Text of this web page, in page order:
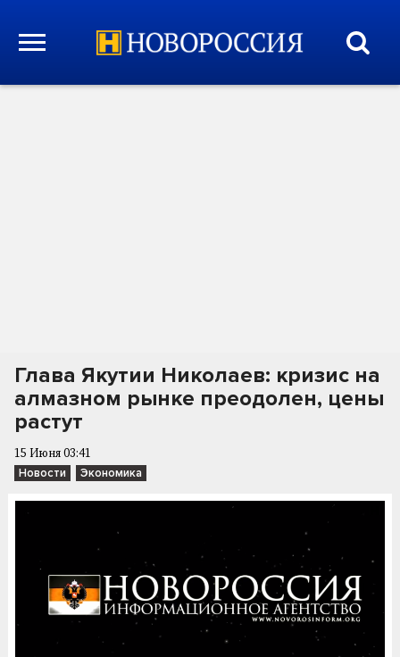
Глава Якутии Николаев: кризис на
алмазном рынке преодолен, цены
растут
15 Июня 03:41
Новости Экономика